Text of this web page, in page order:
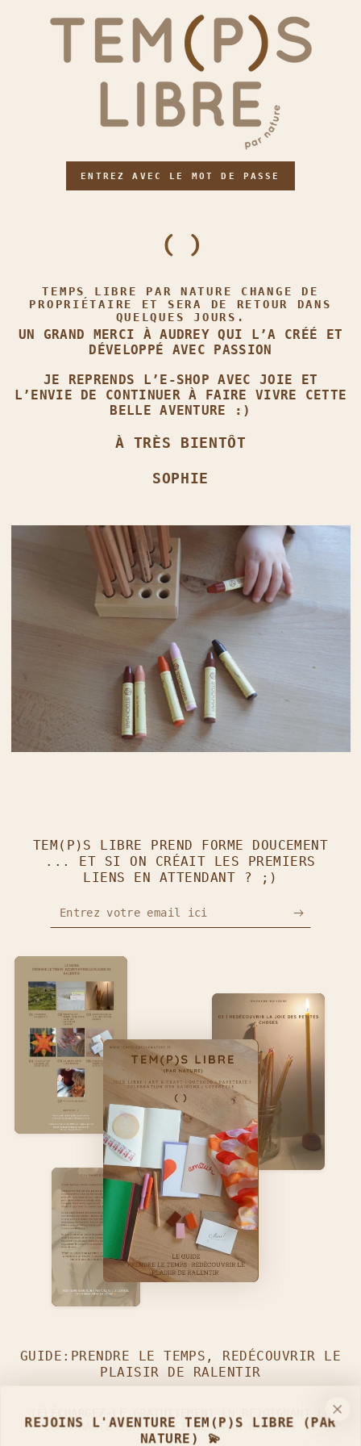
ENTREZ AVEC LE MOT DE PASSE
TEMPS LIBRE PAR NATURE CHANGE DE
PROPRIÉTAIRE ET SERA DE RETOUR DANS
QUELQUES JOURS.
UN GRAND MERCI À AUDREY QUI L’A CRÉÉ ET
DÉVELOPPÉ AVEC PASSION
JE REPRENDS L’E‑SHOP AVEC JOIE ET
L’ENVIE DE CONTINUER À FAIRE VIVRE CETTE
BELLE AVENTURE :)
À TRÈS BIENTÔT
SOPHIE
TEM(P)S LIBRE PREND FORME DOUCEMENT
... ET SI ON CRÉAIT LES PREMIERS
LIENS EN ATTENDANT ? ;)
Entrez votre email ici
GUIDE:PRENDRE LE TEMPS, REDÉCOUVRIR LE
PLAISIR DE RALENTIR
COMMUNAUTÉ TEM(P)S LIBRE (PAR NATURE) :)
REJOINS L'AVENTURE TEM(P)S LIBRE (PAR
NATURE) 💫